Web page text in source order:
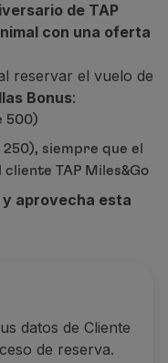
de TAP
con una oferta
reservar el vuelo de
Bonus:
500)
siempre que el
TAP Miles&Go
aprovecha esta
datos de Cliente
de reserva.